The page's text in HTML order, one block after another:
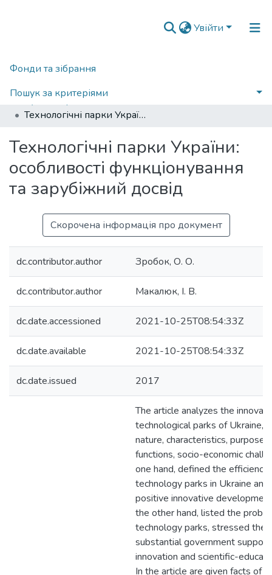
Увійти
Фонди та зібрання
Пошук за критеріями
Статистика
Головна
Наукова періодика
Технологічні парки України: особливості функціонування та зарубіжний досвід
Технологічні парки України:
особливості функціонування
та зарубіжний досвід
Скорочена інформація про документ
dc.contributor.author Зробок, О. О.
dc.contributor.author Макалюк, І. В.
dc.date.accessioned 2021-10-25T08:54:33Z
dc.date.available 2021-10-25T08:54:33Z
dc.date.issued 2017
The article analyzes the
technological parks of Ukraine,
nature, characteristics, purpose
functions, socio-economic
one hand, defined the efficiency
technology parks in Ukraine and
positive innovative
the other hand, listed the
technology parks, stressed the
substantial government
innovation and scientific-
In the article are given facts of